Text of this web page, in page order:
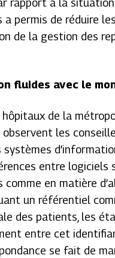
rapport à la
permis de réduire
de la gestion des
fluides avec le
de la
observent les
entre logiciels
en matière
un référentiel
des patients, les
entre cet
se fait de